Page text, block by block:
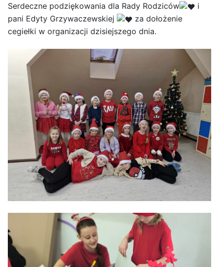
Serdeczne podziękowania dla Rady Rodziców
i
pani Edyty Grzywaczewskiej
za dołożenie
cegiełki w organizacji dzisiejszego dnia.